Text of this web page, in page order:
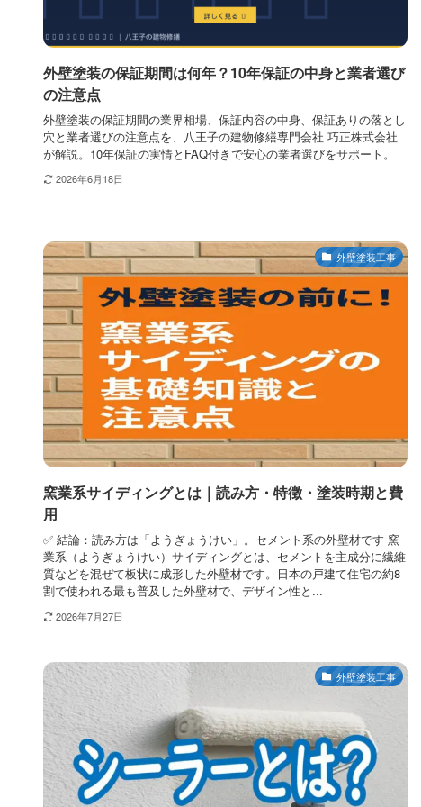
外壁塗装の保証期間は何年？10年保証の中身と業者選び
の注意点
外壁塗装の保証期間の業界相場、保証内容の中身、保証ありの落とし
穴と業者選びの注意点を、八王子の建物修繕専門会社 巧正株式会社
が解説。10年保証の実情とFAQ付きで安心の業者選びをサポート。
2026年6月18日
外壁塗装工事
窯業系サイディングとは｜読み方・特徴・塗装時期と費
用
✅ 結論：読み方は「ようぎょうけい」。セメント系の外壁材です 窯
業系（ようぎょうけい）サイディングとは、セメントを主成分に繊維
質などを混ぜて板状に成形した外壁材です。日本の戸建て住宅の約8
割で使われる最も普及した外壁材で、デザイン性と...
2026年7月27日
外壁塗装工事